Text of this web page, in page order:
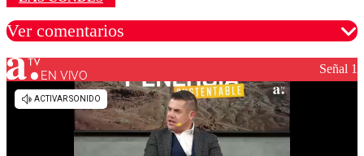
Ver comentarios
Los comentarios son moderados para garantizar un
diálogo respetuoso.
EN VIVO Señal 1